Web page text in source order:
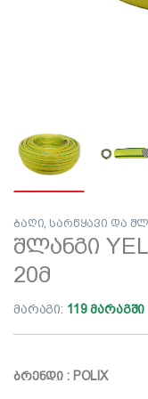
ბაღი, სარწყავი და
შლანგი
20მ
მარაგი: 119 მარაგში
ბრენდი : POLIX